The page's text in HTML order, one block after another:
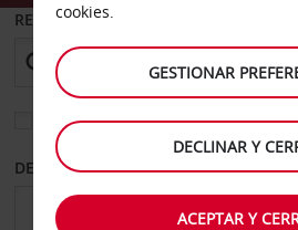
RECOGER EN
Elegir otra oficina de devolución
DESDE
cookies.
GESTIONAR
DECLINAR Y
ACEPTAR Y